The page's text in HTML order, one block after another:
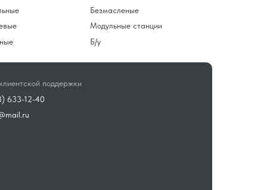
Безмасленые
Модульные станции
Б/у
поддержки
633-12-40